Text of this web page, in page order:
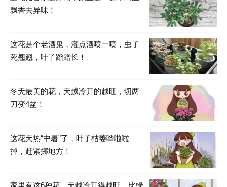
飘香去异味！
这花是个老酒鬼，灌点酒喷一喷，虫子
死翘翘，叶子蹭蹭长！
冬天最美的花，天越冷开的越旺，切两
刀变4盆！
这花天热“中暑”了，叶子枯萎哗啦啦
掉，赶紧挪地方！